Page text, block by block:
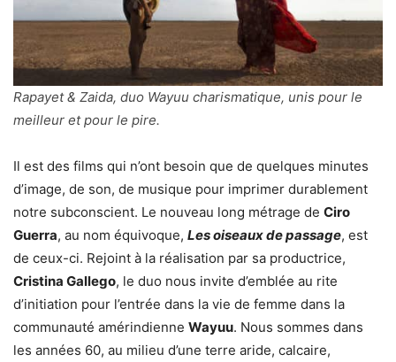
Rapayet & Zaida, duo Wayuu charismatique, unis pour le
meilleur et pour le pire.
Il est des films qui n’ont besoin que de quelques minutes
d’image, de son, de musique pour imprimer durablement
notre subconscient. Le nouveau long métrage de Ciro
Guerra, au nom équivoque, Les oiseaux de passage, est
de ceux-ci. Rejoint à la réalisation par sa productrice,
Cristina Gallego, le duo nous invite d’emblée au rite
d’initiation pour l’entrée dans la vie de femme dans la
communauté amérindienne Wayuu. Nous sommes dans
les années 60, au milieu d’une terre aride, calcaire,